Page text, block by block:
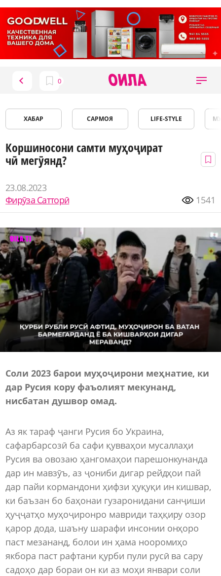
ХАБАР САРМОЯ LIFE-STYLE
Коршиносони самти муҳоҷират
чӣ мегӯянд?
23.08.2023
Фирӯза Сатторӣ
1541
Соли 2023 барои муҳоҷирони меҳнатие, ки
дар Русия кору фаъолият мекунанд,
нисбатан душвор омад.
Аз як тараф ҷанги Русия бо Украина,
сафарбарсозӣ ба сафи қувваҳои мусаллаҳи
Русия ва овозаю ҳангомаҳои парешонкунанда
дар ин мавзӯъ, аз ҷониби дигар рейдҳои пай
дар пайи кормандони ҳифзи ҳуқуқи ин кишвар,
ки баъзан бо баҳонаи гузаронидани санҷиши
ҳуҷҷатҳо муҳоҷиронро мавриди таҳқиру озор
қарор дода, шаъну шарафи инсонии онҳоро
паст мезананд, болои ин ҳама нооромиҳо
якбора паст рафтани қурби пули русӣ ва сару
садоҳо дар бораи он ки аз моҳи январи соли